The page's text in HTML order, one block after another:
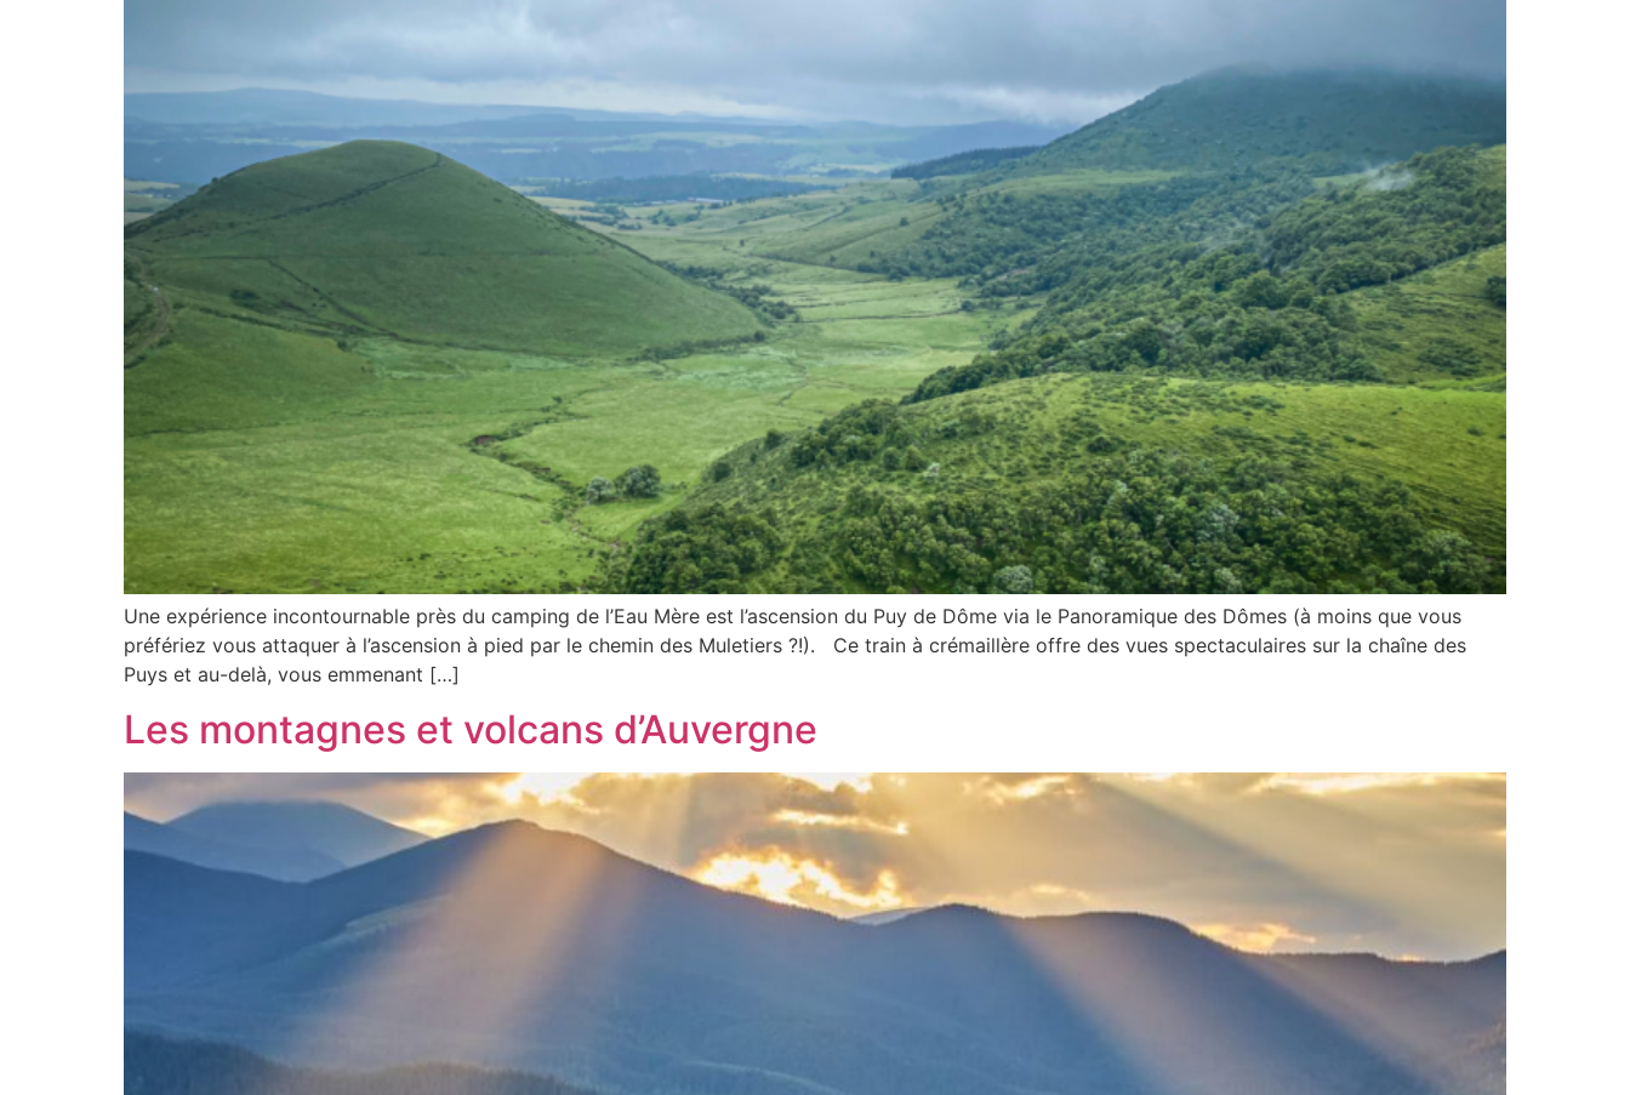
Une expérience incontournable près du camping de l’Eau Mère est l’ascension du Puy de Dôme via le Panoramique des Dômes (à moins que vous
préfériez vous attaquer à l’ascension à pied par le chemin des Muletiers ?!). Ce train à crémaillère offre des vues spectaculaires sur la chaîne des
Puys et au-delà, vous emmenant […]
Les montagnes et volcans d’Auvergne